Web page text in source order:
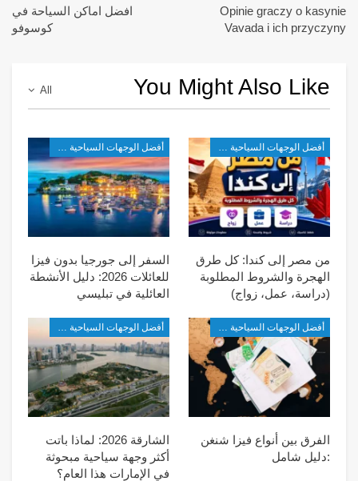
Opinie graczy o kasynie
Vavada i ich przyczyny
افضل اماكن السياحة في
كوسوفو
All You Might Also Like
أفضل الوجهات السياحية في شرق آسيا
من مصر إلى كندا: كل طرق
الهجرة والشروط المطلوبة
(دراسة، عمل، زواج)
أفضل الوجهات السياحية في شرق آسيا
السفر إلى جورجيا بدون فيزا
للعائلات 2026: دليل الأنشطة
العائلية في تبليسي
أفضل الوجهات السياحية في شرق آسيا
الفرق بين أنواع فيزا شنغن
:دليل شامل
أفضل الوجهات السياحية في شرق آسيا
الشارقة 2026: لماذا باتت
أكثر وجهة سياحية مبحوثة
في الإمارات هذا العام؟